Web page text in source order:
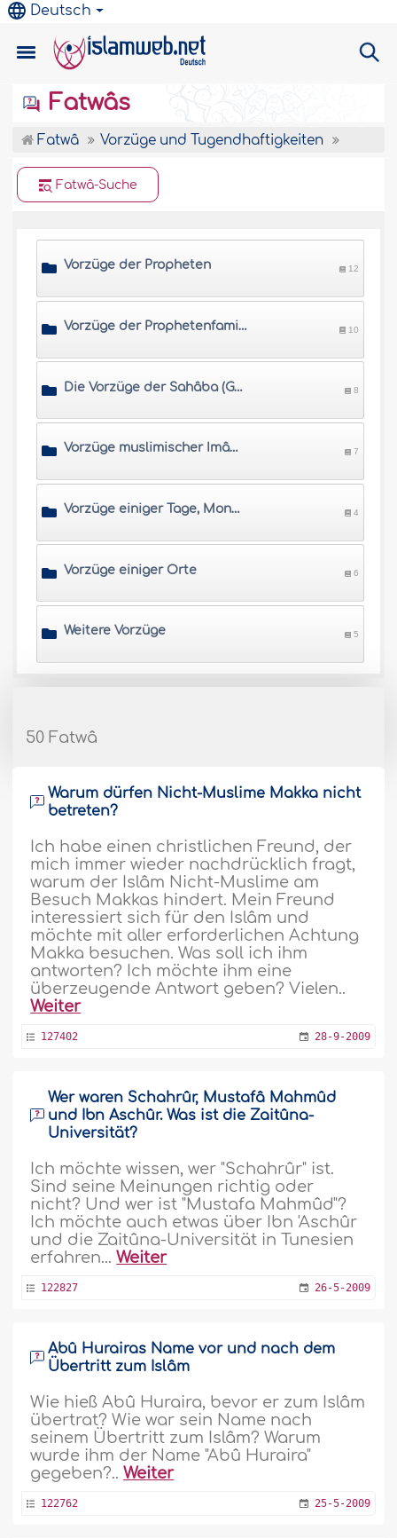
Deutsch
Fatwâs
Fatwâ Vorzüge und Tugendhaftigkeiten
Fatwâ-Suche
Vorzüge der Propheten 12
Vorzüge der Prophetenfamilie 10
Die Vorzüge der Sahâba (Gefährten des Propheten) 8
Vorzüge muslimischer Imâme und Gelehrte 7
Vorzüge einiger Tage, Monate und Zeiten 4
Vorzüge einiger Orte 6
Weitere Vorzüge 5
50 Fatwâ
Warum dürfen Nicht-Muslime Makka nicht
betreten?
Ich habe einen christlichen Freund, der
mich immer wieder nachdrücklich fragt,
warum der Islâm Nicht-Muslime am
Besuch Makkas hindert. Mein Freund
interessiert sich für den Islâm und
möchte mit aller erforderlichen Achtung
Makka besuchen. Was soll ich ihm
antworten? Ich möchte ihm eine
überzeugende Antwort geben? Vielen..
Weiter
127402 28-9-2009
Wer waren Schahrûr, Mustafâ Mahmûd
und Ibn Aschûr. Was ist die Zaitûna-
Universität?
Ich möchte wissen, wer "Schahrûr" ist.
Sind seine Meinungen richtig oder
nicht? Und wer ist "Mustafa Mahmûd"?
Ich möchte auch etwas über Ibn 'Aschûr
und die Zaitûna-Universität in Tunesien
erfahren...Weiter
122827 26-5-2009
Abû Hurairas Name vor und nach dem
Übertritt zum Islâm
Wie hieß Abû Huraira, bevor er zum Islâm
übertrat? Wie war sein Name nach
seinem Übertritt zum Islâm? Warum
wurde ihm der Name "Abû Huraira"
gegeben?..Weiter
122762 25-5-2009